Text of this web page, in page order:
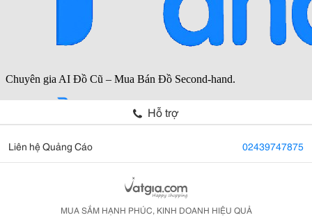
Hỗ trợ
Liên hệ Quảng Cáo 02439747875
MUA SẮM HẠNH PHÚC, KINH DOANH HIỆU QUẢ